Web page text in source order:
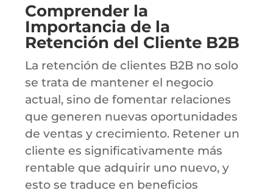
Comprender la
Importancia de la
Retención del Cliente B2B
La retención de clientes B2B no solo
se trata de mantener el negocio
actual, sino de fomentar relaciones
que generen nuevas oportunidades
de ventas y crecimiento. Retener un
cliente es significativamente más
rentable que adquirir uno nuevo, y
esto se traduce en beneficios